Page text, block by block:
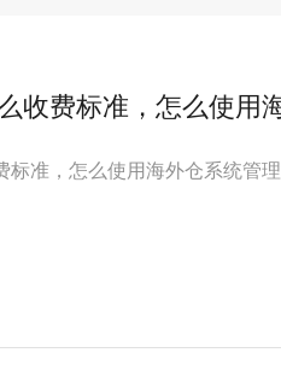
收费标准，怎么使用
标准，怎么使用海外仓系统管